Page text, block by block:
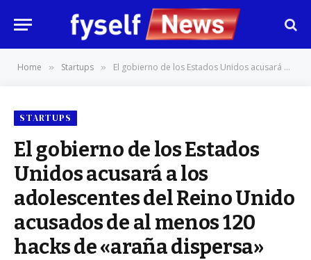
Home » Startups » El gobierno de los Estados Unidos acusará a los adolescentes del Reino Unido acusados ​​de al menos 120 hacks de «araña dispersa»
STARTUPS
El gobierno de los Estados
Unidos acusará a los
adolescentes del Reino Unido
acusados ​​de al menos 120
hacks de «araña dispersa»